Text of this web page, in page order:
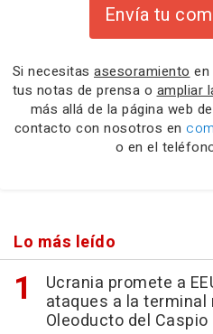
Envía tu
Si necesitas asesoramiento
tus notas de prensa o ampliar
más allá de la página web de
contacto con nosotros en
o en el
Lo más leído
Ucrania promete a
ataques a la
Oleoducto del Caspio